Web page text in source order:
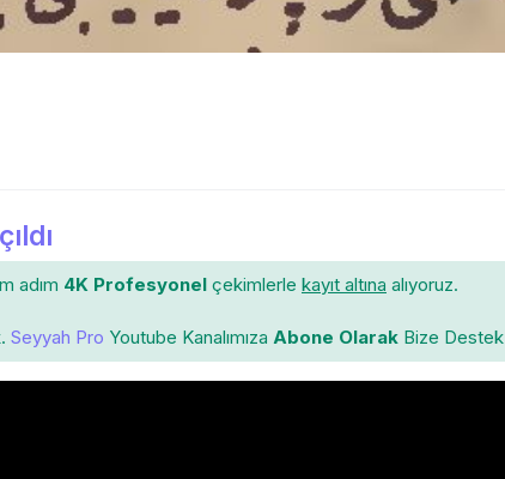
adım 4K Profesyonel çekimlerle kayıt altına alıyoruz.
Seyyah Pro Youtube Kanalımıza Abone Olarak Bize Destek